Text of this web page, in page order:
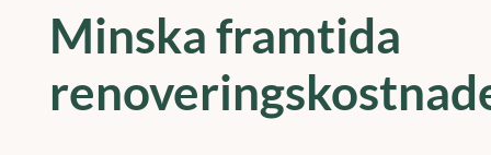
Minska framtida